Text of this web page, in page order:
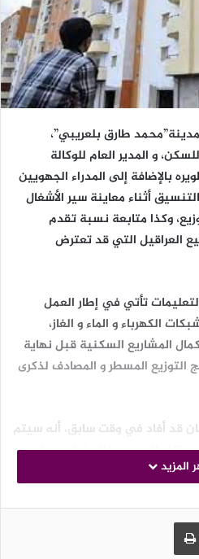
طارق بلعريبي”،
و المدير العام للوكالة
بالإضافة إلى المدراء الجهويين
أثناء معاينة سير الأشغال
وكذا متابعة نسبة تقدم
العراقيل التي قد تعترض
تأتي في إطار العمل
الكهرباء و الماء و الغاز،
المشاريع السكنية قبل نهاية
التوزيع المسطر و المصادف لذكرى
كان قد أفاد في وقت سابق، أنه سيتم
الصيغ، و ذلك قبل دخول
السكن يشهد حركة نوعية خلال
سكنية بالإضافة إلى تسليم أكثر من 2200 تجهيز عمومي في فترة
المزيد
البريد طباعة